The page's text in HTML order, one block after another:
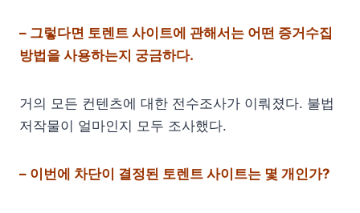
– 그렇다면 토렌트 사이트에 관해서는 어떤 증거수집
방법을 사용하는지 궁금하다.
거의 모든 컨텐츠에 대한 전수조사가 이뤄졌다. 불법
저작물이 얼마인지 모두 조사했다.
– 이번에 차단이 결정된 토렌트 사이트는 몇 개인가?